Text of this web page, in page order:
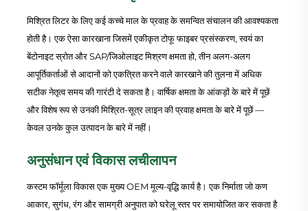
मिश्रित लिटर के लिए कई कच्चे माल के प्रवाह के समन्वित संचालन की आवश्यकता
होती है। एक ऐसा कारखाना जिसमें एकीकृत टोफू फाइबर प्रसंस्करण, स्वयं का
बेंटोनाइट स्रोत और SAP/जिओलाइट मिश्रण क्षमता हो, तीन अलग-अलग
आपूर्तिकर्ताओं से आदानों को एकत्रित करने वाले कारखाने की तुलना में अधिक
सटीक नेतृत्व समय की गारंटी दे सकता है। वार्षिक क्षमता के आंकड़ों के बारे में पूछें
और विशेष रूप से उनकी मिश्रित-सूत्र लाइन की प्रवाह क्षमता के बारे में पूछें —
केवल उनके कुल उत्पादन के बारे में नहीं।
अनुसंधान एवं विकास लचीलापन
कस्टम फॉर्मूला विकास एक मुख्य OEM मूल्य-वृद्धि कार्य है। एक निर्माता जो कण
आकार, सुगंध, रंग और सामग्री अनुपात को घरेलू स्तर पर समायोजित कर सकता है